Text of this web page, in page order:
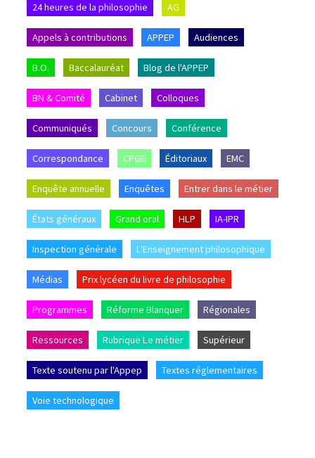
24 heures de la philosophie AG
Appels à contributions APPEP Audiences
B.O. Baccalauréat Blog de l'APPEP
BN & Comité Cabinet Colloques
Communiqués Concours Conférence
Correspondance CPGE Éditoriaux EMC
Enquête annuelle Enquêtes Entrer dans le métier
États généraux Grand oral HLP IA-IPR
Inspection générale L'Enseignement philosophique
Médias Prix lycéen du livre de philosophie
Programmes Réforme Blanquer Régionales
Ressources Rubrique Le métier Supérieur
Texte soutenu par l'Appep Textes réglementaires
Voie technologique